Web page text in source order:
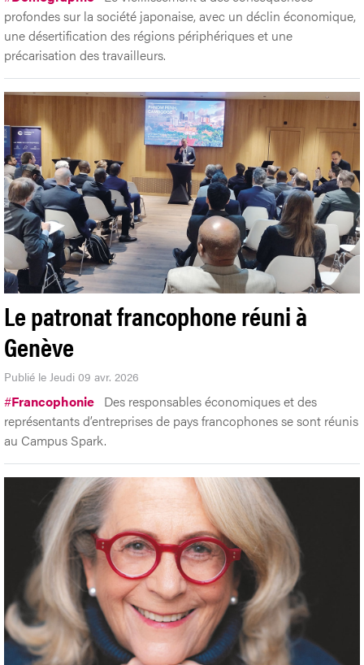
profondes sur la société japonaise, avec un déclin économique,
une désertification des régions périphériques et une
précarisation des travailleurs.
Le patronat francophone réuni à
Genève
Publié le Jeudi 09 avr. 2026
#Francophonie Des responsables économiques et des
représentants d’entreprises de pays francophones se sont réunis
au Campus Spark.